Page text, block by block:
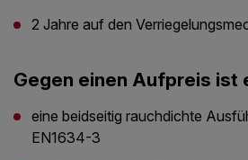
2 Jahre auf den
Gegen einen Aufpreis ist
eine beidseitig rauchdichte
EN1634-3